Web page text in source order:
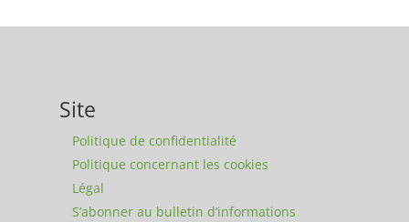
Site
Politique de confidentialité
Politique concernant les cookies
Légal
S’abonner au bulletin d’informations